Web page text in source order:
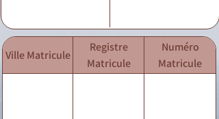
Ville Matricule
Registre
Matricule
Numéro
Matricule